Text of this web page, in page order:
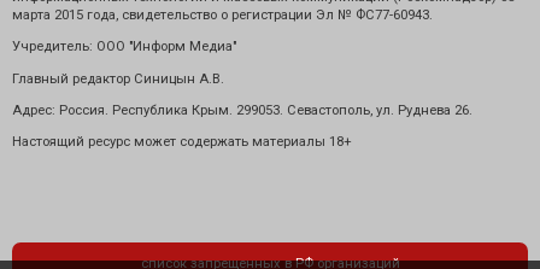
марта 2015 года, свидетельство о регистрации Эл № ФС77-60943.
Учредитель: ООО "Информ Медиа"
Главный редактор Синицын А.В.
Адрес: Россия. Республика Крым. 299053. Севастополь, ул. Руднева 26.
Настоящий ресурс может содержать материалы 18+
список запрещенных в РФ организаций